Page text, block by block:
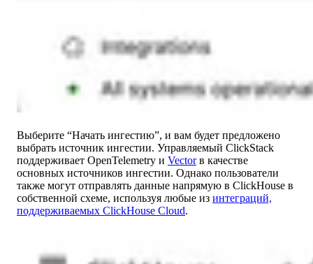
Выберите “Начать ингестию”, и вам будет предложено
выбрать источник ингестии. Управляемый ClickStack
поддерживает OpenTelemetry и Vectorв качестве
основных источников ингестии. Однако пользователи
также могут отправлять данные напрямую в ClickHouse в
собственной схеме, используя любые из интеграций,
поддерживаемых ClickHouse Cloud.